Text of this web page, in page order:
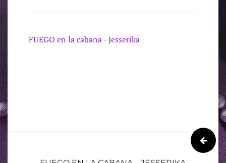
FUEGO en la cabana - Jesserika
NAVEGACIÓN
DE